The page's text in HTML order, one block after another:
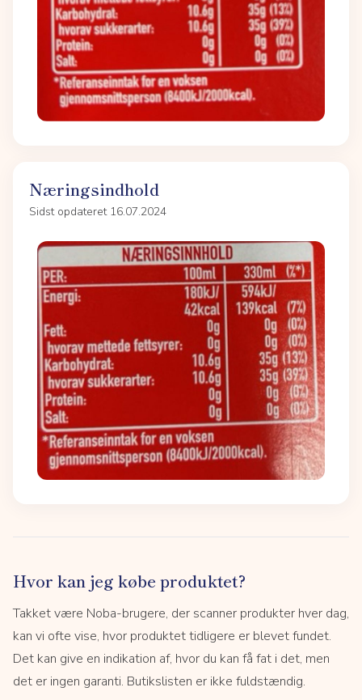
Næringsindhold
Sidst opdateret 16.07.2024
Hvor kan jeg købe produktet?
Takket være Noba-brugere, der scanner produkter hver dag,
kan vi ofte vise, hvor produktet tidligere er blevet fundet.
Det kan give en indikation af, hvor du kan få fat i det, men
det er ingen garanti. Butikslisten er ikke fuldstændig.